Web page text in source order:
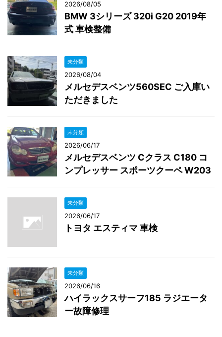
2026/08/05
BMW 3シリーズ 320i G20 2019年
式 車検整備
未分類
2026/08/04
メルセデスベンツ560SEC ご入庫い
ただきました
未分類
2026/06/17
メルセデスベンツ Cクラス C180 コ
ンプレッサー スポーツクーペ W203
未分類
2026/06/17
トヨタ エスティマ 車検
未分類
2026/06/16
ハイラックスサーフ185 ラジエータ
ー故障修理